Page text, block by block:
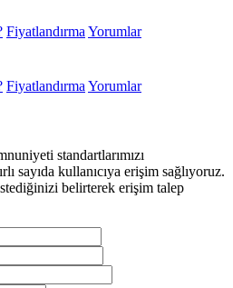
Fiyatlandırma Yorumlar
Fiyatlandırma Yorumlar
standartlarımızı
sayıda kullanıcıya erişim sağlıyoruz.
belirterek erişim talep